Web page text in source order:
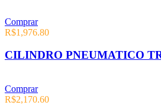
Comprar
R$1,976.80
CILINDRO PNEUMATICO
Comprar
R$2,170.60